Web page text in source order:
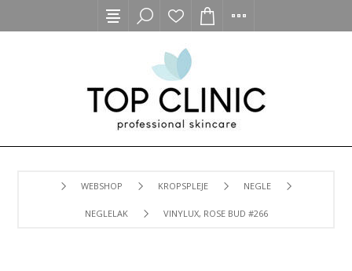
WEBSHOP KROPSPLEJE NEGLE
NEGLELAK VINYLUX, ROSE BUD #266